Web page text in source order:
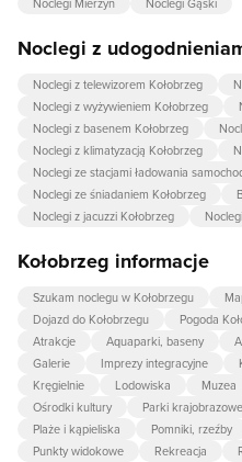
Noclegi Mierzyn
Noclegi Gąski
Noclegi z
Noclegi z telewizorem Kołobrzeg
Noclegi z wyżywieniem Kołobrzeg
Noclegi z basenem Kołobrzeg
Noclegi z klimatyzacją Kołobrzeg
Noclegi ze stacjami ładowania
Noclegi ze śniadaniem Kołobrzeg
Noclegi z jacuzzi Kołobrzeg
Kołobrzeg informacje
Szukam noclegu w Kołobrzegu
Dojazd do Kołobrzegu
Pogoda
Atrakcje
Aquaparki, baseny
Galerie
Imprezy integracyjne
Kręgielnie
Lodowiska Muzea
Ośrodki kultury
Parki krajobrazowe
Plaże i kąpieliska
Pomniki, rzeźby
Punkty widokowe
Rekreacja